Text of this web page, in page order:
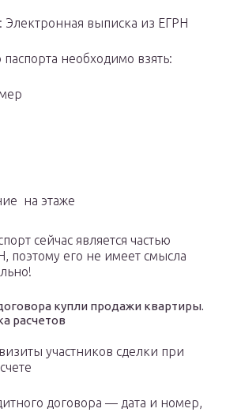
Электронная выписка из ЕГРН
паспорта необходимо взять:
на этаже
сейчас является частью
поэтому его не имеет смысла
купли продажи квартиры.
расчетов
участников сделки при
договора — дата и номер,